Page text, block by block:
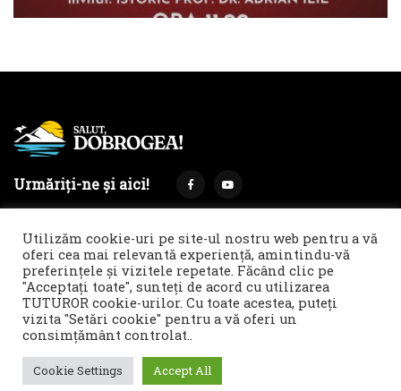
Urmăriți-ne și aici!
Termeni și condiții
Politica de cookies & GDPR
Noi îți facem reclamă!
© 2021 Salut, Dobrogea! - Ziar de informare și atitudine || E-
Utilizăm cookie-uri pe site-ul nostru web pentru a vă
oferi cea mai relevantă experiență, amintindu-vă
preferințele și vizitele repetate. Făcând clic pe
"Acceptați toate", sunteți de acord cu utilizarea
TUTUROR cookie-urilor. Cu toate acestea, puteți
vizita "Setări cookie" pentru a vă oferi un
consimțământ controlat..
Cookie Settings Accept All